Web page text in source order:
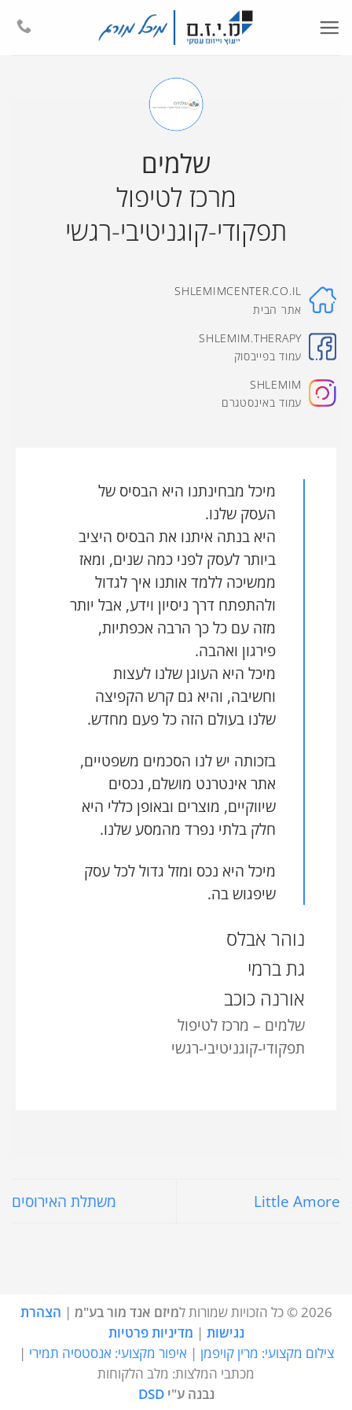
שלמים
מרכז לטיפול
תפקודי-קוגניטיבי-רגשי
SHLEMIMCENTER.CO.IL
אתר הבית
SHLEMIM.THERAPY
עמוד בפייבסוק
SHLEMIM
עמוד באינסטגרם
מיכל מבחינתנו היא הבסיס של
העסק שלנו.
היא בנתה איתנו את הבסיס היציב
ביותר לעסק לפני כמה שנים, ומאז
ממשיכה ללמד אותנו איך לגדול
ולהתפתח דרך ניסיון וידע, אבל יותר
מזה עם כל כך הרבה אכפתיות,
פירגון ואהבה.
מיכל היא העוגן שלנו לעצות
וחשיבה, והיא גם קרש הקפיצה
שלנו בעולם הזה כל פעם מחדש.
בזכותה יש לנו הסכמים משפטיים,
אתר אינטרנט מושלם, נכסים
שיווקיים, מוצרים ובאופן כללי היא
חלק בלתי נפרד מהמסע שלנו.
מיכל היא נכס ומזל גדול לכל עסק
שיפגוש בה.
נוהר אבלס
גת ברמי
אורנה כוכב
שלמים – מרכז לטיפול
תפקודי-קוגניטיבי-רגשי
Little Amore משתלת האירוסים
2026 © כל הזכויות שמורות ל מיזם אנד מור בע"מ | הצהרת
נגישות | מדיניות פרטיות
צילום מקצועי: מרין קויפמן | איפור מקצועי: אנסטסיה תמירי |
מכתבי המלצות: מלב הלקוחות
נבנה ע"יDSD